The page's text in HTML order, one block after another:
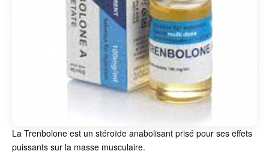
La Trenbolone est un stéroïde anabolisant prisé pour ses effets
puissants sur la masse musculaire.